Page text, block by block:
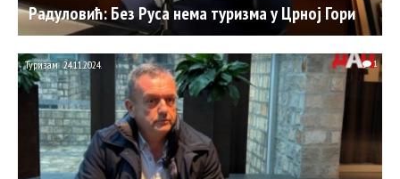
Радуловић: Без Руса нема туризма у Црној Гори
Туризам 24.11.2024. 1